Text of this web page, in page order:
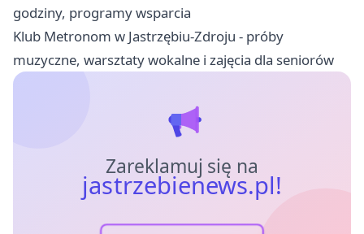
godziny, programy wsparcia
Klub Metronom w Jastrzębiu-Zdroju - próby
muzyczne, warsztaty wokalne i zajęcia dla seniorów
Zareklamuj się na
jastrzebienews.pl!